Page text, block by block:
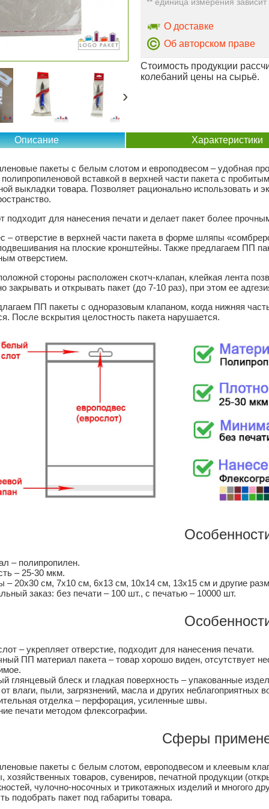
›
О доставке
Об авторском праве
Стоимость продукции
колебаний цены на сырьё.
Описание Характеристики
пакеты с белым слотом и европодвесом – удобная
вставкой в верхней части пакета с
выкладки товара. Позволяет рационально использовать и
подходит для нанесения печати и делает пакет более
– отверстие в верхней части пакета в форме шляпы
на плоские кронштейны. Также предлагаем ПП
отверстием.
стороны расположен скотч-клапан, клейкая лента
закрывать и открывать пакет (до 7-10 раз), при этом ее
ПП пакеты с одноразовым клапаном, когда нижняя
После вскрытия целостность пакета нарушается.
– полипропилен.
– 25-30 мкм.
– 20х30 см, 7х10 см, 6х13 см, 10х14 см, 13х15 см и другие
заказ: без печати – 100 шт., с печатью – 10000 шт.
– укрепляет отверстие, подходит для нанесения печати.
ПП материал пакета – товар хорошо виден, отсутствует
глянцевый блеск и гладкая поверхность – упакованные
влаги, пыли, загрязнений, масла и других неблагоприятных
отделка – перфорация, усиленные швы.
печати методом флексографии.
Сферы
пакеты с белым слотом, европодвесом и клеевым
хозяйственных товаров, сувениров, печатной продукции
чулочно-носочных и трикотажных изделий и многого
подобрать пакет под габариты товара.